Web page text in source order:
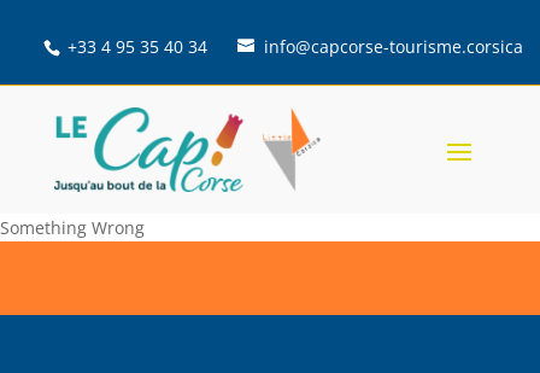
+33 4 95 35 40 34 info@capcorse-tourisme.corsica
Something Wrong